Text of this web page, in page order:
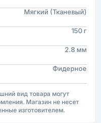
Мягкий (Тканевый)
150 г
2.8 мм
Фидерное
вид товара могут
Магазин не несет
изготовителем.